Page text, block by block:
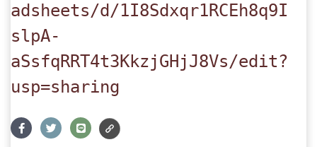
adsheets/d/1I8Sdxqr1RCEh8q9I
slpA-
aSsfqRRT4t3KkzjGHjJ8Vs/edit?
usp=sharing
ข้อความ